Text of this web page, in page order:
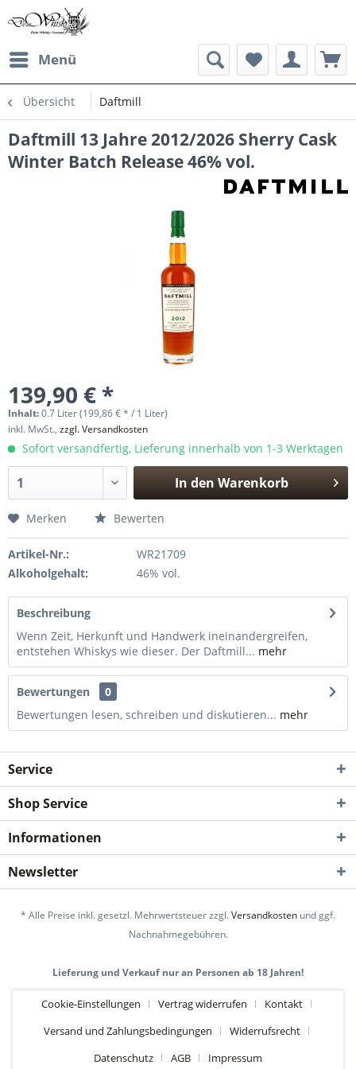
Menü
Übersicht Daftmill
Daftmill 13 Jahre 2012/2026 Sherry Cask
Winter Batch Release 46% vol.
139,90 € *
Inhalt:0.7 Liter (199,86 € * / 1 Liter)
inkl. MwSt., zzgl. Versandkosten
Sofort versandfertig, Lieferung innerhalb von 1-3 Werktagen
In den Warenkorb
Merken Bewerten
Artikel-Nr.:
WR21709
Alkoholgehalt:
46% vol.
Beschreibung
Wenn Zeit, Herkunft und Handwerk ineinandergreifen,
entstehen Whiskys wie dieser. Der Daftmill... mehr
Bewertungen
0
Bewertungen lesen, schreiben und diskutieren... mehr
Service
Shop Service
Informationen
Newsletter
* Alle Preise inkl. gesetzl. Mehrwertsteuer zzgl.Versandkosten und ggf.
Nachnahmegebühren.
Lieferung und Verkauf nur an Personen ab 18 Jahren!
Cookie-Einstellungen Vertrag widerrufen
Kontakt
Versand und Zahlungsbedingungen
Widerrufsrecht
Datenschutz
AGB Impressum